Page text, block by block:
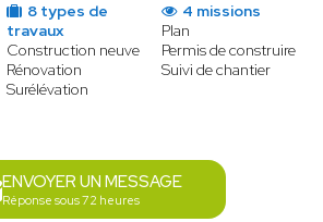
8 types de
travaux
Construction neuve
Rénovation
Surélévation
4 missions
Plan
Permis de construire
Suivi de chantier
ENVOYER UN MESSAGE
Réponse sous 72 heures